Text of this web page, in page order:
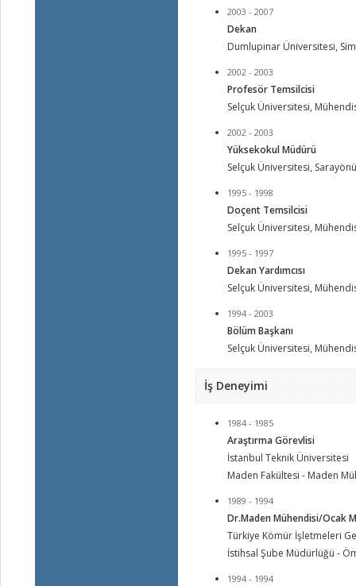
2003 - 2007
Dekan
Dumlupınar Üniversitesi,
2002 - 2003
Profesör Temsilcisi
Selçuk Üniversitesi,
2002 - 2003
Yüksekokul Müdürü
Selçuk Üniversitesi,
1995 - 1998
Doçent Temsilcisi
Selçuk Üniversitesi,
1995 - 1997
Dekan Yardımcısı
Selçuk Üniversitesi,
1994 - 2003
Bölüm Başkanı
Selçuk Üniversitesi,
İş Deneyimi
1984 - 1985
Araştırma Görevlisi
İstanbul Teknik Üniversitesi
Maden Fakültesi - Maden
1989 - 1994
Dr.Maden Mühendisi/Ocak
Türkiye Kömür İşletmeleri
İstihsal Şube Müdürlüğü -
1994 - 1994